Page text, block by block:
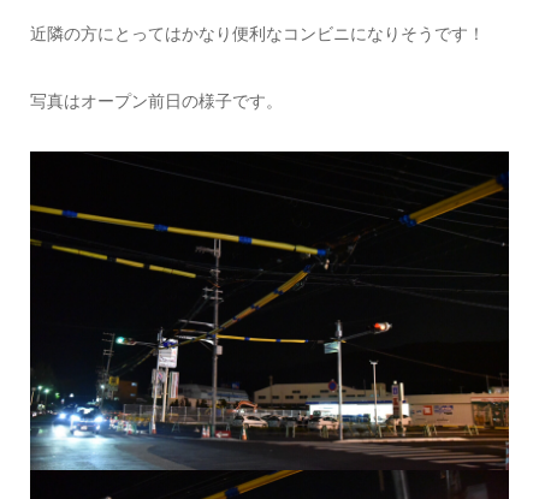
近隣の方にとってはかなり便利なコンビニになりそうです！
写真はオープン前日の様子です。